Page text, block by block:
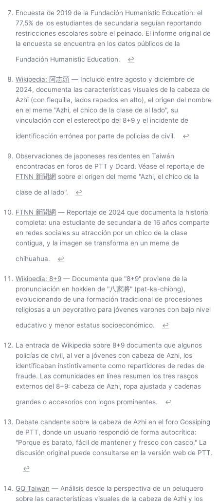
Encuesta de 2019 de la Fundación Humanistic Education: el
77,5% de los estudiantes de secundaria seguían reportando
restricciones escolares sobre el peinado. El informe original de
la encuesta se encuentra en los datos públicos de la
Fundación Humanistic Education.
↩
Wikipedia: 阿志頭 — Incluido entre agosto y diciembre de
2024, documenta las características visuales de la cabeza de
Azhi (con flequilla, lados rapados en alto), el origen del nombre
en el meme "Azhi, el chico de la clase de al lado", su
vinculación con el estereotipo del 8+9 y el incidente de
identificación errónea por parte de policías de civil.
↩
Observaciones de japoneses residentes en Taiwán
encontradas en foros de PTT y Dcard. Véase el reportaje de
FTNN 新聞網 sobre el origen del meme "Azhi, el chico de la
clase de al lado".
↩
FTNN 新聞網 — Reportaje de 2024 que documenta la historia
completa: una estudiante de secundaria de 16 años comparte
en redes sociales su atracción por un chico de la clase
contigua, y la imagen se transforma en un meme de
chihuahua.
↩
Wikipedia: 8+9 — Documenta que "8+9" proviene de la
pronunciación en hokkien de "八家將" (pat-ka-chiòng),
evolucionando de una formación tradicional de procesiones
religiosas a un peyorativo para jóvenes varones con bajo nivel
educativo y menor estatus socioeconómico.
↩
La entrada de Wikipedia sobre 8+9 documenta que algunos
policías de civil, al ver a jóvenes con cabeza de Azhi, los
identificaban instintivamente como repartidores de redes de
fraude. Las comunidades en línea resumen los tres rasgos
externos del 8+9: cabeza de Azhi, ropa ajustada y cadenas
grandes o accesorios con logos prominentes.
↩
Debate candente sobre la cabeza de Azhi en el foro Gossiping
de PTT, donde un usuario respondió de forma autocrítica:
"Porque es barato, fácil de mantener y fresco con casco." La
discusión original puede consultarse en la versión web de PTT.
↩
GQ Taiwan — Análisis desde la perspectiva de un peluquero
sobre las características visuales de la cabeza de Azhi y los